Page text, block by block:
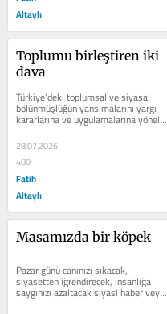
Altaylı
Toplumu birleştiren iki
dava
Türkiye’deki toplumsal ve siyasal
bölünmüşlüğün yansımalarını yargı
kararlarına ve uygulamalarına yönelik
eleştirilerde de...
28.07.2026
400
Fatih
Altaylı
Masamızda bir köpek
Pazar günü canınızı sıkacak,
siyasetten iğrendirecek, insanlığa
saygınızı azaltacak siyasi haber veya
yorumlarla değil de, biraz daha...